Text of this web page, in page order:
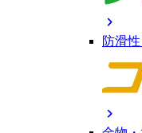
chevron_right
防滑
chevron_right